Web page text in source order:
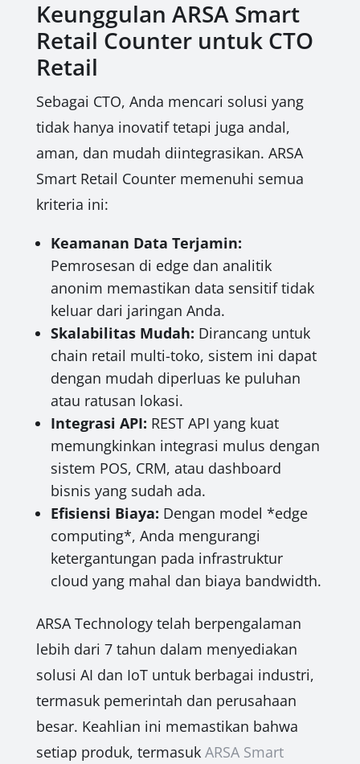
Keunggulan ARSA Smart
Retail Counter untuk CTO
Retail
Sebagai CTO, Anda mencari solusi yang
tidak hanya inovatif tetapi juga andal,
aman, dan mudah diintegrasikan. ARSA
Smart Retail Counter memenuhi semua
kriteria ini:
Keamanan Data Terjamin:
Pemrosesan di edge dan analitik
anonim memastikan data sensitif tidak
keluar dari jaringan Anda.
Skalabilitas Mudah: Dirancang untuk
chain retail multi-toko, sistem ini dapat
dengan mudah diperluas ke puluhan
atau ratusan lokasi.
Integrasi API: REST API yang kuat
memungkinkan integrasi mulus dengan
sistem POS, CRM, atau dashboard
bisnis yang sudah ada.
Efisiensi Biaya: Dengan model *edge
computing*, Anda mengurangi
ketergantungan pada infrastruktur
cloud yang mahal dan biaya bandwidth.
ARSA Technology telah berpengalaman
lebih dari 7 tahun dalam menyediakan
solusi AI dan IoT untuk berbagai industri,
termasuk pemerintah dan perusahaan
besar. Keahlian ini memastikan bahwa
setiap produk, termasuk ARSA Smart